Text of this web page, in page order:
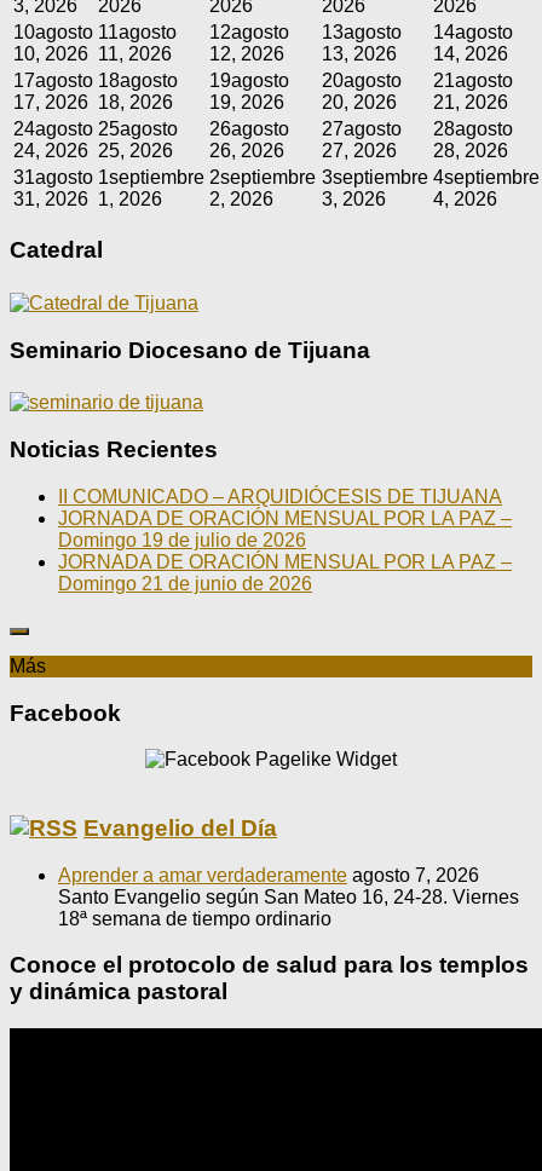
3, 2026 2026 2026 2026
2026
10agosto
10, 2026
11agosto
11, 2026
12agosto
12, 2026
13agosto
13, 2026
14agosto
14, 2026
17agosto
17, 2026
18agosto
18, 2026
19agosto
19, 2026
20agosto
20, 2026
21agosto
21, 2026
24agosto
24, 2026
25agosto
25, 2026
26agosto
26, 2026
27agosto
27, 2026
28agosto
28, 2026
31agosto
31, 2026
1septiembre
1, 2026
2septiembre
2, 2026
3septiembre
3, 2026
4septiembre
4, 2026
Catedral
Seminario Diocesano de Tijuana
Noticias Recientes
II COMUNICADO – ARQUIDIÓCESIS DE TIJUANA
JORNADA DE ORACIÓN MENSUAL POR LA PAZ –
Domingo 19 de julio de 2026
JORNADA DE ORACIÓN MENSUAL POR LA PAZ –
Domingo 21 de junio de 2026
Más
Facebook
Evangelio del Día
Aprender a amar verdaderamente agosto 7, 2026
Santo Evangelio según San Mateo 16, 24-28. Viernes
18ª semana de tiempo ordinario
Conoce el protocolo de salud para los templos
y dinámica pastoral